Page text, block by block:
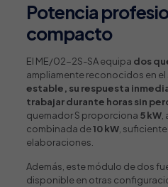
Potencia
compacto
El ME/02-2S-SA equipa dos
ampliamente reconocidos en el
estable, su respuesta
trabajar durante horas sin
quemador S proporciona 5 kW,
combinada de10 kW,
elaboraciones.
Además, este módulo de dos
disponible en otras